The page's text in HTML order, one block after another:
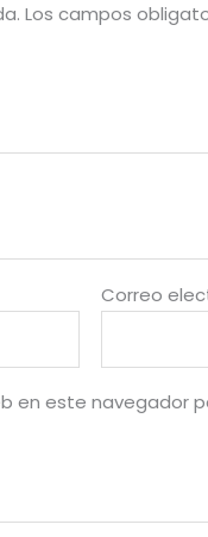
Los campos
Correo
en este navegador